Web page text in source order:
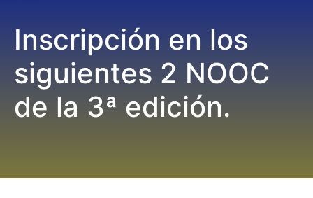
Inscripción en los
siguientes 2 NOOC
de la 3ª edición.